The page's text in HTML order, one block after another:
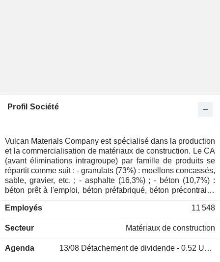
Profil Société
Vulcan Materials Company est spécialisé dans la production
et la commercialisation de matériaux de construction. Le CA
(avant éliminations intragroupe) par famille de produits se
répartit comme suit : - granulats (73%) : moellons concassés,
sable, gravier, etc. ; - asphalte (16,3%) ; - béton (10,7%) :
béton prêt à l'emploi, béton préfabriqué, béton précontraint,
Employés
11 548
Secteur Matériaux de construction
Agenda 13/08 Détachement de dividende - 0.52 USD